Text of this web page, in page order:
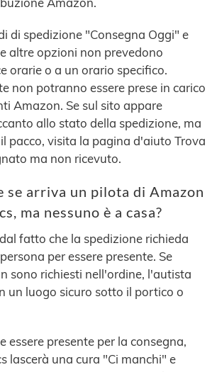
di spedizione "Consegna Oggi" e
altre opzioni non prevedono
orarie o a un orario specifico.
non potranno essere prese in carico
Amazon. Se sul sito appare
allo stato della spedizione, ma
pacco, visita la pagina d'aiuto Trova
ma non ricevuto.
se arriva un pilota di Amazon
ma nessuno è a casa?
fatto che la spedizione richieda
per essere presente. Se
sono richiesti nell'ordine, l'autista
un luogo sicuro sotto il portico o
essere presente per la consegna,
lascerà una cura "Ci manchi" e